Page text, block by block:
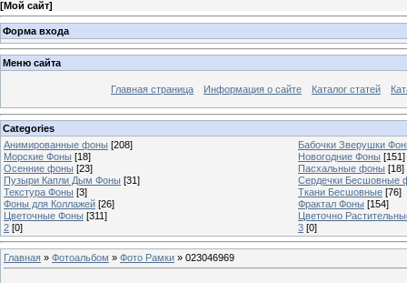
[Мой сайт]
Форма входа
Меню сайта
Главная страница Информация о сайте Каталог статей
Categories
Анимированные фоны [208]
Бабочки Зверушки
Морские Фоны [18] Новогодние Фоны [151]
Осенние фоны [23] Пасхальные фоны [18]
Пузыри Капли Дым Фоны [31]
Сердечки Бесшовные
Текстура Фоны [3] Ткани Бесшовные [76]
Фоны для Коллажей [26] Фрактал Фоны [154]
Цветочные Фоны [311]
Цветочно
2 [0] 3 [0]
Главная » Фотоальбом » Фото Рамки » 023046969